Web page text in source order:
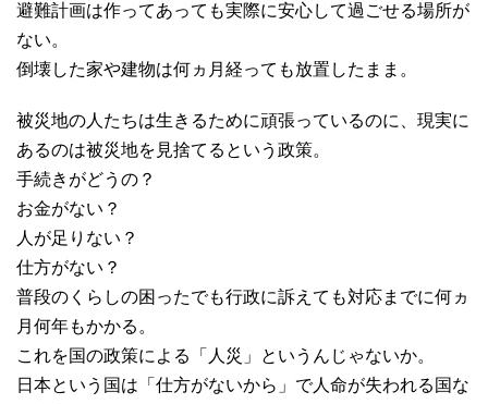
避難計画は作ってあっても実際に安心して過ごせる場所が
ない。
倒壊した家や建物は何ヵ月経っても放置したまま。
被災地の人たちは生きるために頑張っているのに、現実に
あるのは被災地を見捨てるという政策。
手続きがどうの？
お金がない？
人が足りない？
仕方がない？
普段のくらしの困ったでも行政に訴えても対応までに何ヵ
月何年もかかる。
これを国の政策による「人災」というんじゃないか。
日本という国は「仕方がないから」で人命が失われる国な